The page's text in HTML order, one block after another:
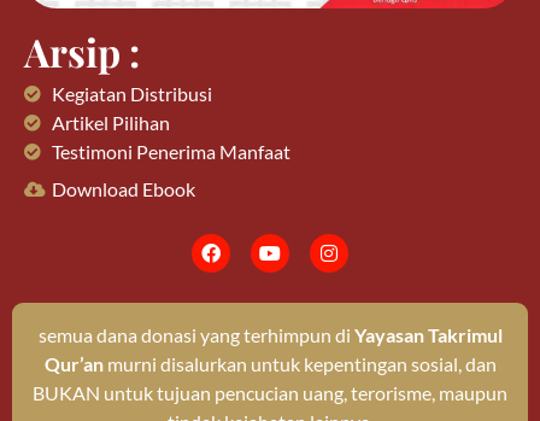
Arsip :
Kegiatan Distribusi
Artikel Pilihan
Testimoni Penerima Manfaat
Download Ebook
semua dana donasi yang terhimpun di Yayasan Takrimul
Qur’anmurni disalurkan untuk kepentingan sosial, dan
BUKAN untuk tujuan pencucian uang, terorisme, maupun